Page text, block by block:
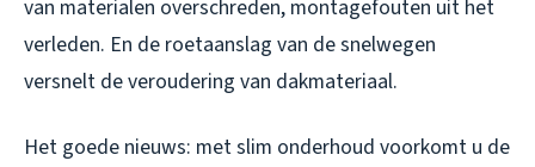
van materialen overschreden, montagefouten uit het
verleden. En de roetaanslag van de snelwegen
versnelt de veroudering van dakmateriaal.
Het goede nieuws: met slim onderhoud voorkomt u de